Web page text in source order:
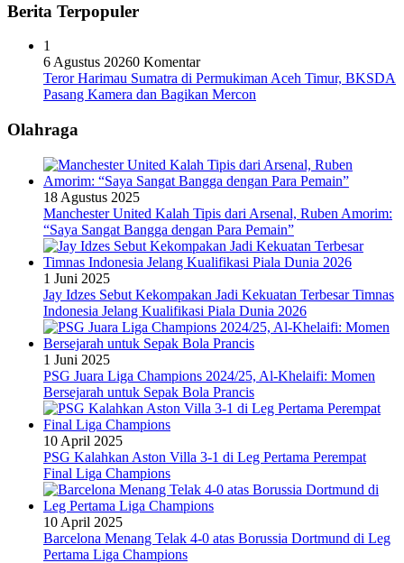
Berita Terpopuler
1
6 Agustus 20260 Komentar
Teror Harimau Sumatra di Permukiman Aceh Timur, BKSDA
Pasang Kamera dan Bagikan Mercon
Olahraga
18 Agustus 2025
Manchester United Kalah Tipis dari Arsenal, Ruben Amorim:
“Saya Sangat Bangga dengan Para Pemain”
1 Juni 2025
Jay Idzes Sebut Kekompakan Jadi Kekuatan Terbesar Timnas
Indonesia Jelang Kualifikasi Piala Dunia 2026
1 Juni 2025
PSG Juara Liga Champions 2024/25, Al-Khelaifi: Momen
Bersejarah untuk Sepak Bola Prancis
10 April 2025
PSG Kalahkan Aston Villa 3-1 di Leg Pertama Perempat
Final Liga Champions
10 April 2025
Barcelona Menang Telak 4-0 atas Borussia Dortmund di Leg
Pertama Liga Champions